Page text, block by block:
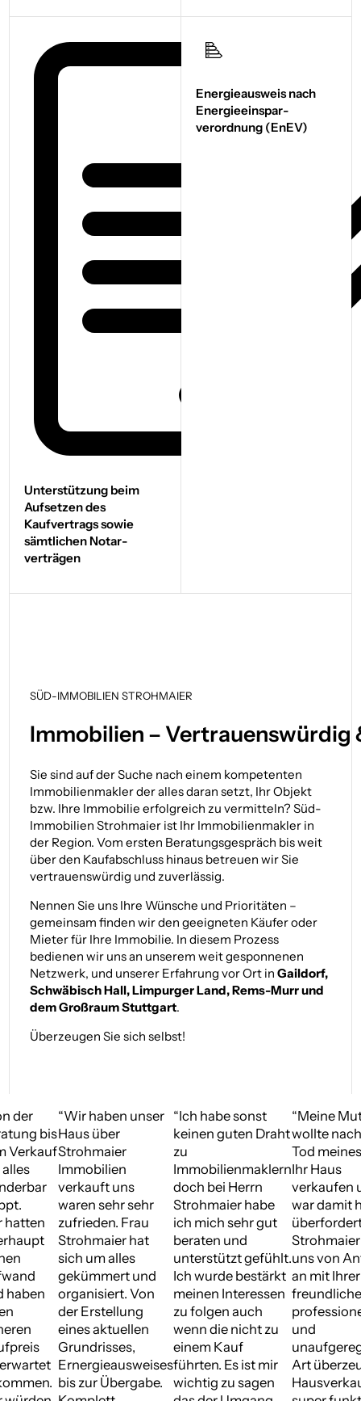
Unterstützung beim
Aufsetzen des
Kaufvertrags sowie
sämtlichen Notar­
verträgen
Energieausweis nach
Energie­einspar­
verordnung (EnEV)
SÜD-IMMOBILIEN STROHMAIER
Immobilien – Vertrauens­würdig
Sie sind auf der Suche nach einem kompetenten
Immobilienmakler der alles daran setzt, Ihr Objekt
bzw. Ihre Immobilie erfolgreich zu vermitteln? Süd-
Immobilien Strohmaier ist Ihr Immobilienmakler in
der Region. Vom ersten Beratungsgespräch bis weit
über den Kaufabschluss hinaus betreuen wir Sie
vertrauenswürdig und zuverlässig.
Nennen Sie uns Ihre Wünsche und Prioritäten –
gemeinsam finden wir den geeigneten Käufer oder
Mieter für Ihre Immobilie. In diesem Prozess
bedienen wir uns an unserem weit gesponnenen
Netzwerk, und unserer Erfahrung vor Ort in Gaildorf,
Schwäbisch Hall, Limpurger Land, Rems-Murr und
dem Großraum Stuttgart.
Überzeugen Sie sich selbst!
DAS
SAGEN
UNSERE
KUNDEN
der
bis
Verkauf
hatten
haben
“Wir haben unser
Haus über
Strohmaier
Immobilien
verkauft uns
waren sehr sehr
zufrieden. Frau
Strohmaier hat
sich um alles
gekümmert und
organisiert. Von
der Erstellung
eines aktuellen
Grundrisses,
Ernergieausweises
bis zur Übergabe.
“Ich habe sonst
keinen guten Draht
zu
Immobilienmaklern
doch bei Herrn
Strohmaier habe
ich mich sehr gut
beraten und
unterstützt gefühlt.
Ich wurde bestärkt
meinen Interessen
zu folgen auch
wenn die nicht zu
einem Kauf
führten. Es ist mir
wichtig zu sagen
“Meine
wollte
Tod
Ihr Haus
verkaufen
war damit
uns von
an mit Ihrer
und
Art